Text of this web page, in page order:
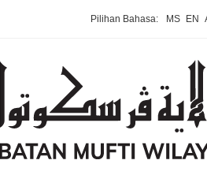
Pilihan Bahasa: MS EN